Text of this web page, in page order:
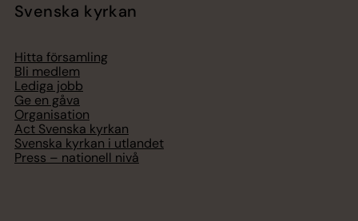
Svenska kyrkan
Hitta församling
Bli medlem
Lediga jobb
Ge en gåva
Organisation
Act Svenska kyrkan
Svenska kyrkan i utlandet
Press – nationell nivå